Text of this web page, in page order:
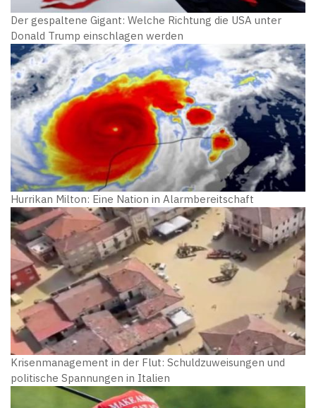
Der gespaltene Gigant: Welche Richtung die USA unter
Donald Trump einschlagen werden
Hurrikan Milton: Eine Nation in Alarmbereitschaft
Krisenmanagement in der Flut: Schuldzuweisungen und
politische Spannungen in Italien